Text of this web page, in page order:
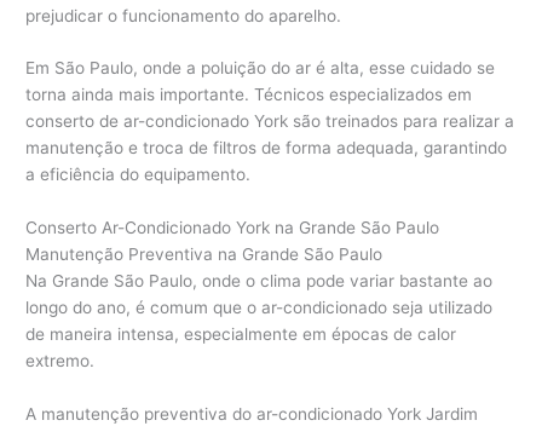
prejudicar o funcionamento do aparelho.
Em São Paulo, onde a poluição do ar é alta, esse cuidado se
torna ainda mais importante. Técnicos especializados em
conserto de ar-condicionado York são treinados para realizar a
manutenção e troca de filtros de forma adequada, garantindo
a eficiência do equipamento.
Conserto Ar-Condicionado York na Grande São Paulo
Manutenção Preventiva na Grande São Paulo
Na Grande São Paulo, onde o clima pode variar bastante ao
longo do ano, é comum que o ar-condicionado seja utilizado
de maneira intensa, especialmente em épocas de calor
extremo.
A manutenção preventiva do ar-condicionado York Jardim